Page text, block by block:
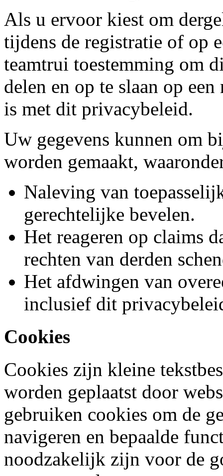
Als u ervoor kiest om
tijdens de registratie of op
teamtrui toestemming om
delen en op te slaan op
is met dit privacybeleid.
Uw gegevens kunnen om
worden gemaakt,
Naleving van
gerechtelijke bevelen.
Het reageren op claims
rechten van derden
Het afdwingen van
inclusief dit
Cookies
Cookies zijn kleine
worden geplaatst door
gebruiken cookies om de
navigeren en bepaalde
noodzakelijk zijn voor de